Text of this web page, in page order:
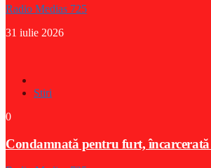
Radio Medias 725
31 iulie 2026
Stiri
0
Condamnată pentru furt,